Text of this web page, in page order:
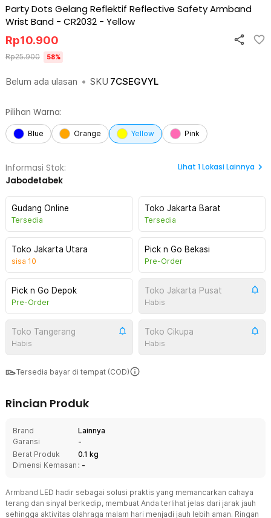
Party Dots Gelang Reflektif Reflective Safety Armband
Wrist Band - CR2032 - Yellow
Belum ada ulasan • SKU 7CSEGVYL
Rp10.900
Rp25.900 58%
Pilihan Warna:
Blue Orange Yellow Pink
Informasi Stok:
Jabodetabek
Lihat 1Lokasi Lainnya
Gudang Online
Tersedia
Toko Jakarta Barat
Tersedia
Toko Jakarta Utara
sisa 10
Pick n Go Bekasi
Pre-Order
Pick n Go Depok
Pre-Order
Toko Jakarta Pusat
Habis
Toko Tangerang
Habis
Toko Cikupa
Habis
Tersedia bayar di tempat (COD)
Rincian Produk
Brand
Lainnya
Garansi
-
Berat Produk
0.1 kg
Dimensi Kemasan : -
Armband LED hadir sebagai solusi praktis yang memancarkan cahaya
terang dan sinyal berkedip, membuat Anda terlihat jelas dari jarak jauh
sehingga aktivitas olahraga malam hari menjadi jauh lebih aman. Ringan